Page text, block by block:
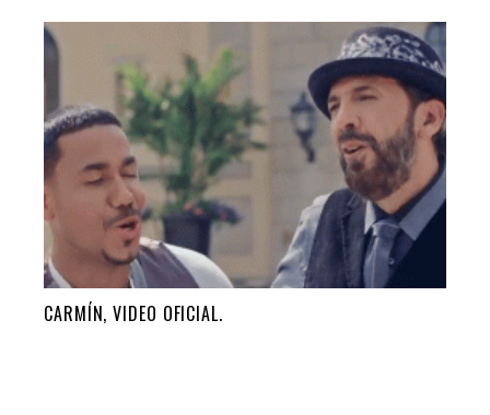
CARMÍN, VIDEO OFICIAL.